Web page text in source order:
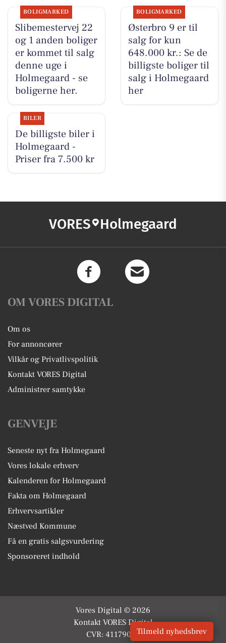
BOLIGMARKED
Slibemestervej 22
og 1 anden boliger
er kommet til salg
denne uge i
Holmegaard - se
boligerne her.
BOLIGMARKED
Østerbro 9 er til
salg for kun
648.000 kr.: Se de
billigste boliger til
salg i Holmegaard
her
BILER
De billigste biler i
Holmegaard -
Priser fra 7.500 kr
VORES Holmegaard
OM VORES DIGITAL
Om os
For annoncører
Vilkår og Privatlivspolitik
Kontakt VORES Digital
Administrer samtykke
GENVEJE
Seneste nyt fra Holmegaard
Vores lokale erhverv
Kalenderen for Holmegaard
Fakta om Holmegaard
Erhvervsartikler
Næstved Kommune
Få en gratis salgsvurdering
Sponsoreret indhold
Vores Digital © 2026
Kontakt VORES Digital
CVR: 41179082Tilmeld nyhedsbrev